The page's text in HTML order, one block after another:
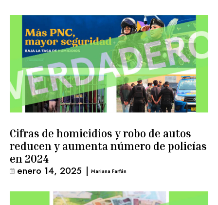
Cifras de homicidios y robo de autos
reducen y aumenta número de policías
en 2024
enero 14, 2025 | Mariana Farfán